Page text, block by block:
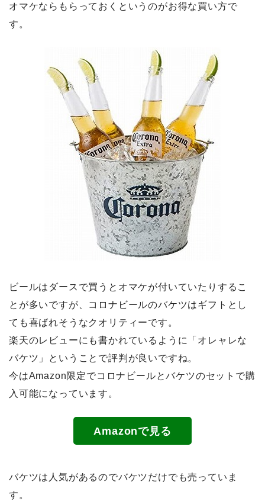
オマケならもらっておくというのがお得な買い方で
す。
ビールはダースで買うとオマケが付いていたりするこ
とが多いですが、コロナビールのバケツはギフトとし
ても喜ばれそうなクオリティーです。
楽天のレビューにも書かれているように「オレャレな
バケツ」ということで評判が良いですね。
今はAmazon限定でコロナビールとバケツのセット で購
入可能になっています。
Amazonで見る
バケツは人気があるのでバケツだけでも売っていま
す。